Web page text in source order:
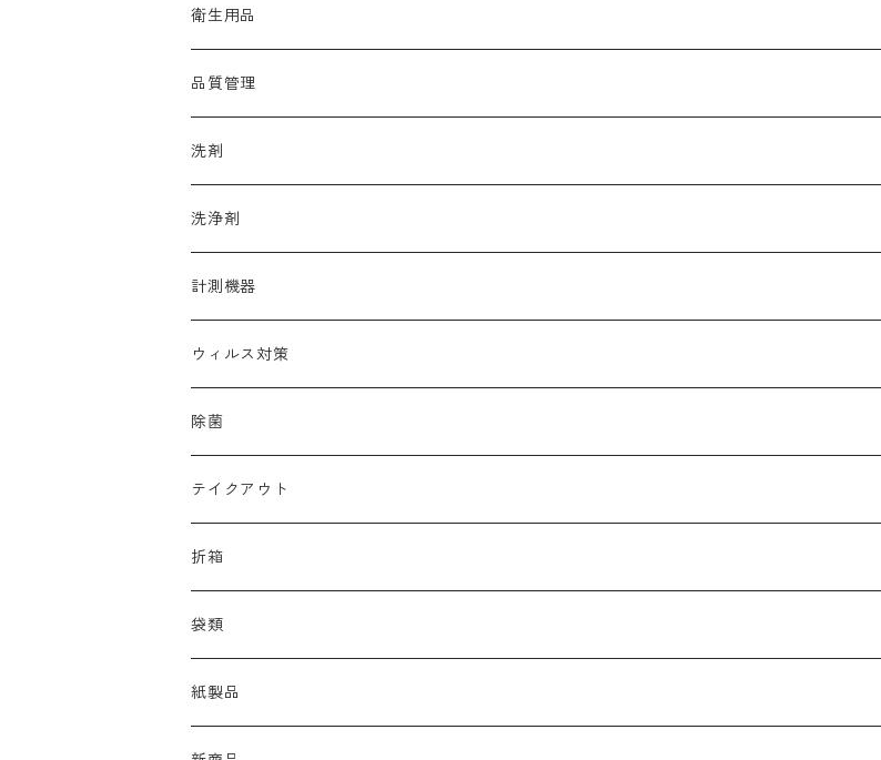
ラップ
たわし・スポンジ
衛生用品
手袋
カウンタークロス
マスク
帽子
靴
品質管理
アルコール
品質保持
洗剤
厨房機器洗浄剤
清掃用洗剤
中性除菌洗浄剤
多目的高機能洗剤
洗浄剤
調理器具洗浄剤
計測機器
ウィルス対策
コロナ
ノロ
除菌
テイクアウト
おしぼり
オードブル
お弁当
折箱
袋類
紙製品